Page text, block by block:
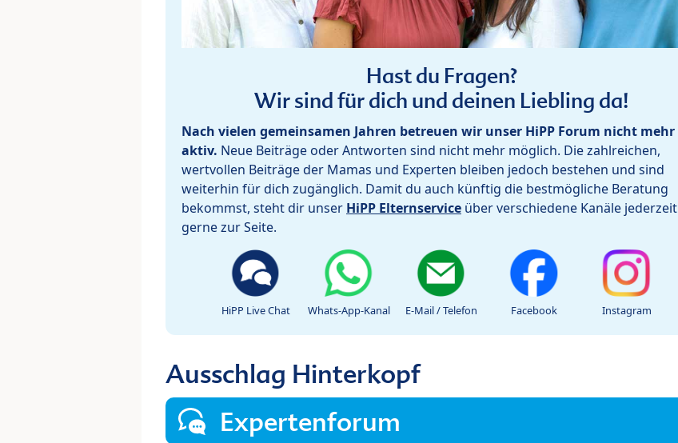
Hast du Fragen?
Wir sind für dich und deinen Liebling da!
Nach vielen gemeinsamen Jahren betreuen wir unser HiPP Forum nicht mehr
aktiv. Neue Beiträge oder Antworten sind nicht mehr möglich. Die zahlreichen,
wertvollen Beiträge der Mamas und Experten bleiben jedoch bestehen und sind
weiterhin für dich zugänglich. Damit du auch künftig die bestmögliche Beratung
bekommst, steht dir unser HiPP Elternservice über verschiedene Kanäle jederzeit
gerne zur Seite.
HiPP Live Chat Whats-App-Kanal E-Mail / Telefon Facebook Instagram
Ausschlag Hinterkopf
Expertenforum